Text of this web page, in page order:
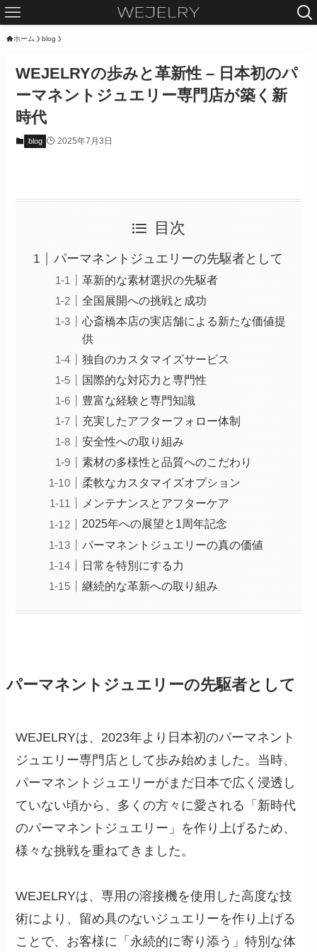
ホーム blog
WEJELRYの歩みと革新性 – 日本初のパ
ーマネントジュエリー専門店が築く新
時代
blog 2025年7月3日
目次
パーマネントジュエリーの先駆者として
革新的な素材選択の先駆者
全国展開への挑戦と成功
心斎橋本店の実店舗による新たな価値提
供
独自のカスタマイズサービス
国際的な対応力と専門性
豊富な経験と専門知識
充実したアフターフォロー体制
安全性への取り組み
素材の多様性と品質へのこだわり
柔軟なカスタマイズオプション
メンテナンスとアフターケア
2025年への展望と1周年記念
パーマネントジュエリーの真の価値
日常を特別にする力
継続的な革新への取り組み
パーマネントジュエリーの先駆者として
WEJELRYは、2023年より日本初のパーマネント
ジュエリー専門店として歩み始めました。当時、
パーマネントジュエリーがまだ日本で広く浸透し
ていない頃から、多くの方々に愛される「新時代
のパーマネントジュエリー」を作り上げるため、
様々な挑戦を重ねてきました。
WEJELRYは、専用の溶接機を使用した高度な技
術により、留め具のないジュエリーを作り上げる
ことで、お客様に「永続的に寄り添う」特別な体